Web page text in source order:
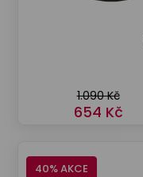
1.090 Kč
654 Kč
40% AKCE